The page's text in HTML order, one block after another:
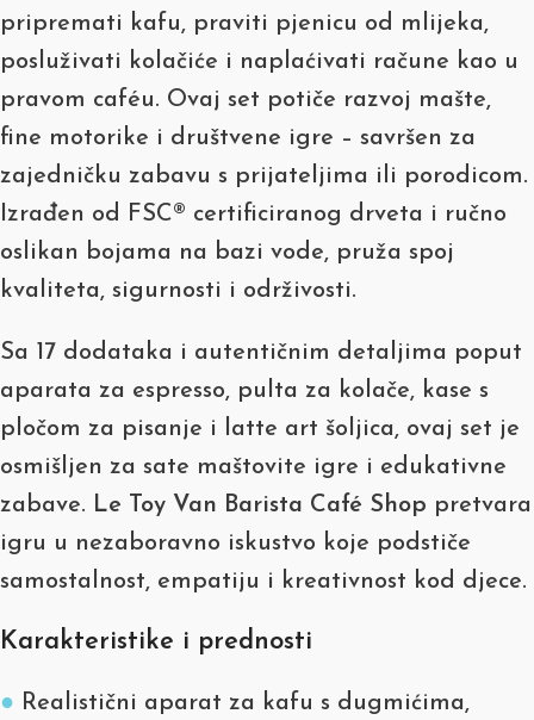
pripremati kafu, praviti pjenicu od mlijeka,
posluživati kolačiće i naplaćivati račune kao u
pravom caféu. Ovaj set potiče razvoj mašte,
fine motorike i društvene igre – savršen za
zajedničku zabavu s prijateljima ili porodicom.
Izrađen od FSC® certificiranog drveta i ručno
oslikan bojama na bazi vode, pruža spoj
kvaliteta, sigurnosti i održivosti.
Sa 17 dodataka i autentičnim detaljima poput
aparata za espresso, pulta za kolače, kase s
pločom za pisanje i latte art šoljica, ovaj set je
osmišljen za sate maštovite igre i edukativne
zabave. Le Toy Van Barista Café Shop pretvara
igru u nezaboravno iskustvo koje podstiče
samostalnost, empatiju i kreativnost kod djece.
Karakteristike i prednosti
● Realistični aparat za kafu s dugmićima,